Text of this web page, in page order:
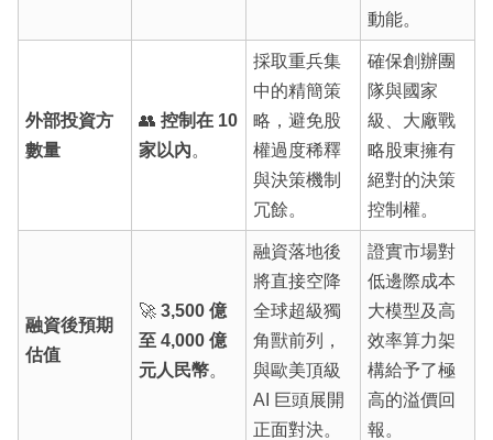
動能。
外部投資方
數量
👥 控制在 10
家以內。
採取重兵集
中的精簡策
略，避免股
權過度稀釋
與決策機制
冗餘。
確保創辦團
隊與國家
級、大廠戰
略股東擁有
絕對的決策
控制權。
融資後預期
估值
🚀 3,500 億
至 4,000 億
元人民幣。
融資落地後
將直接空降
全球超級獨
角獸前列，
與歐美頂級
AI 巨頭展開
正面對決。
證實市場對
低邊際成本
大模型及高
效率算力架
構給予了極
高的溢價回
報。